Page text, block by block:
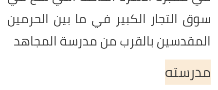
سوق التجار الكبير في ما بين الحرمين
المقدسين بالقرب من مدرسة المجاهد
مدرسته